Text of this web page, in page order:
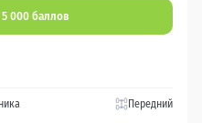
5 000 баллов
Передний